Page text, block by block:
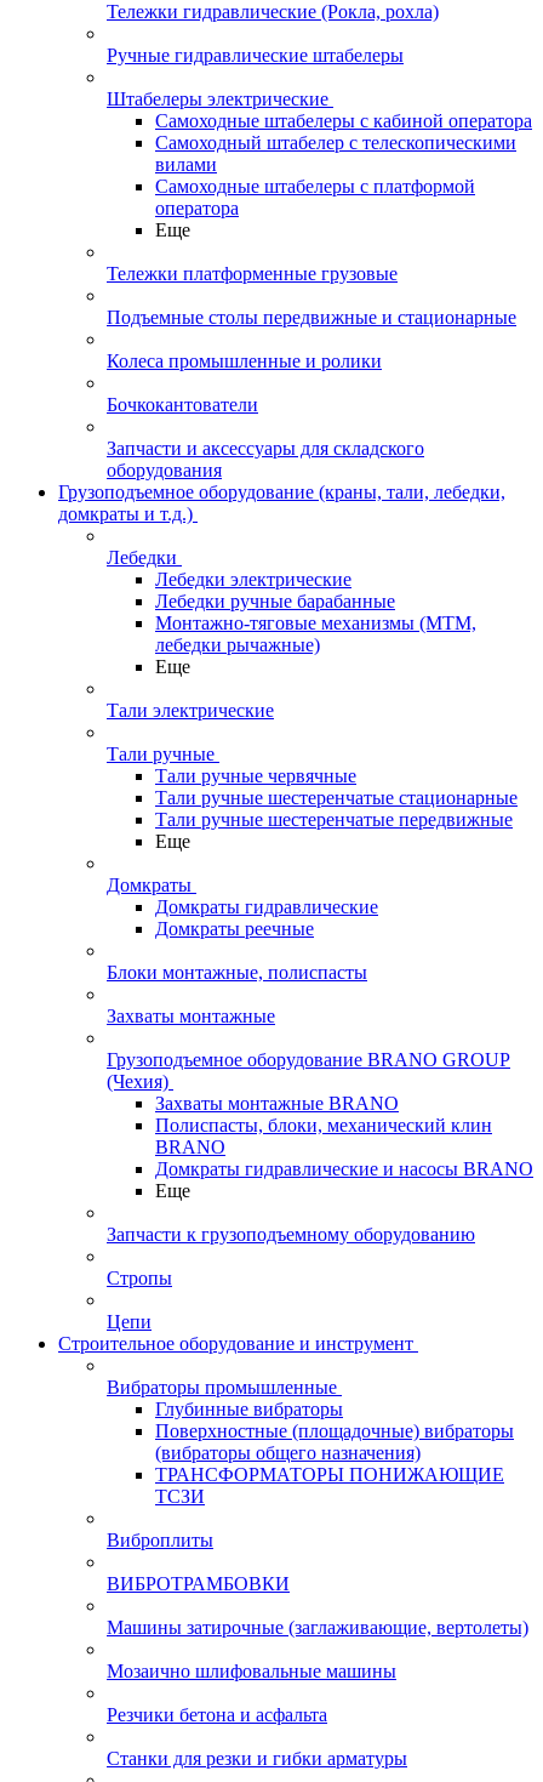
Тележки гидравлические (Рокла, рохла)
Ручные гидравлические штабелеры
Штабелеры электрические
Самоходные штабелеры с кабиной оператора
Самоходный штабелер с телескопическими
вилами
Самоходные штабелеры с платформой
оператора
Еще
Тележки платформенные грузовые
Подъемные столы передвижные и стационарные
Колеса промышленные и ролики
Бочкокантователи
Запчасти и аксессуары для складского
оборудования
Грузоподъемное оборудование (краны, тали, лебедки,
домкраты и т.д.)
Лебедки
Лебедки электрические
Лебедки ручные барабанные
Монтажно-тяговые механизмы (МТМ,
лебедки рычажные)
Еще
Тали электрические
Тали ручные
Тали ручные червячные
Тали ручные шестеренчатые стационарные
Тали ручные шестеренчатые передвижные
Еще
Домкраты
Домкраты гидравлические
Домкраты реечные
Блоки монтажные, полиспасты
Захваты монтажные
Грузоподъемное оборудование BRANO GROUP
(Чехия)
Захваты монтажные BRANO
Полиспасты, блоки, механический клин
BRANO
Домкраты гидравлические и насосы BRANO
Еще
Запчасти к грузоподъемному оборудованию
Стропы
Цепи
Строительное оборудование и инструмент
Вибраторы промышленные
Глубинные вибраторы
Поверхностные (площадочные) вибраторы
(вибраторы общего назначения)
ТРАНСФОРМАТОРЫ ПОНИЖАЮЩИЕ
ТСЗИ
Виброплиты
ВИБРОТРАМБОВКИ
Машины затирочные (заглаживающие, вертолеты)
Мозаично шлифовальные машины
Резчики бетона и асфальта
Станки для резки и гибки арматуры